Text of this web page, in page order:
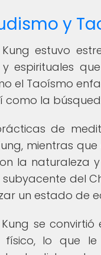
y
estuvo
espirituales
el Taoísmo
como la
de
mientras
la naturaleza
del
un estado de
se
físico, lo que